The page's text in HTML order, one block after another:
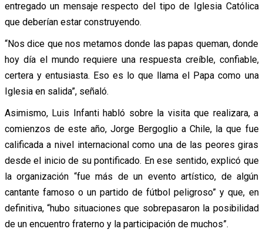
entregado un mensaje respecto del tipo de Iglesia Católica
que deberían estar construyendo.
“Nos dice que nos metamos donde las papas queman, donde
hoy día el mundo requiere una respuesta creíble, confiable,
certera y entusiasta. Eso es lo que llama el Papa como una
Iglesia en salida”, señaló.
Asimismo, Luis Infanti habló sobre la visita que realizara, a
comienzos de este año, Jorge Bergoglio a Chile, la que fue
calificada a nivel internacional como una de las peores giras
desde el inicio de su pontificado. En ese sentido, explicó que
la organización “fue más de un evento artístico, de algún
cantante famoso o un partido de fútbol peligroso” y que, en
definitiva, “hubo situaciones que sobrepasaron la posibilidad
de un encuentro fraterno y la participación de muchos”.